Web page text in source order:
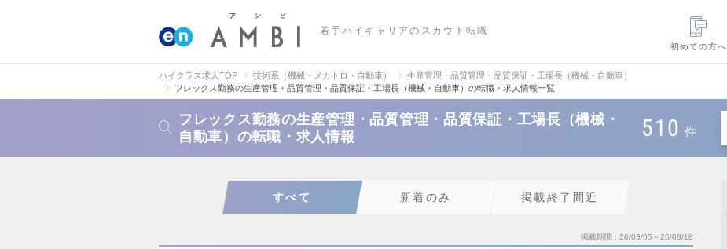
若手ハイキャリアのスカウト転職
初めての方へ
ハイクラス求人TOP 技術系（機械・メカトロ・自動車）
生産管理・品質管理・品質保証・工場長（機械・自動車）
フレックス勤務の生産管理・品質管理・品質保証・工場長（機械・自動車）の転職・求人情報一覧
フレックス勤務の生産管理・品質管理・品質保証・工場長（機械・
自動車）の転職・求人情報
510 件
すべて 新着のみ 掲載終了間近
掲載期間 26/08/05～26/08/18